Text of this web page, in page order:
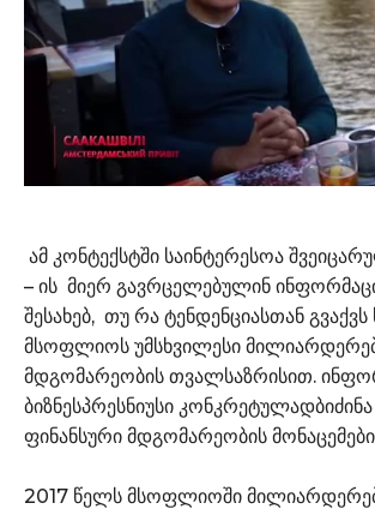
ამ კონტექსტში საინტერესოა
– ის მიერ გავრცელებულინ
შესახებ, თუ რა ტენდენციასთან გვაქვს
მსოფლიოს უმსხვილესი
მდგომარეობის თვალსაზრისით.
ბიზნესპრესნიუსი
ფინანსური მდგომარეობის
2017 წელს მსოფლიოში